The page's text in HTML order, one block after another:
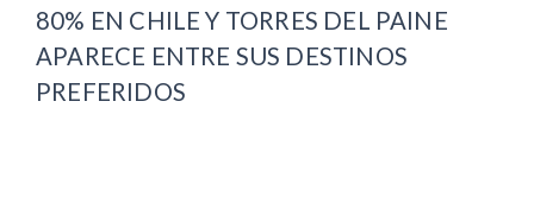
80% EN CHILE Y TORRES DEL PAINE
APARECE ENTRE SUS DESTINOS
PREFERIDOS